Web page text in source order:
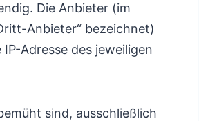
Die Anbieter (im
Anbieter“ bezeichnet)
Adresse des jeweiligen
sind, ausschließlich